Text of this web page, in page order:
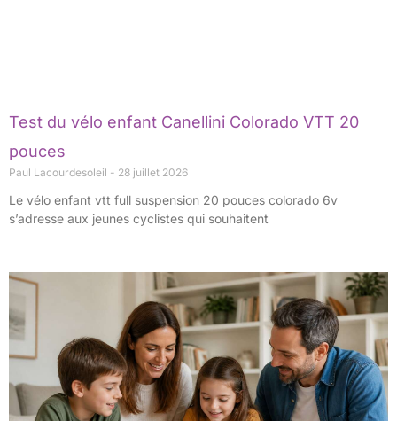
Test du vélo enfant Canellini Colorado VTT 20
pouces
Paul Lacourdesoleil 28 juillet 2026
Le vélo enfant vtt full suspension 20 pouces colorado 6v
s’adresse aux jeunes cyclistes qui souhaitent